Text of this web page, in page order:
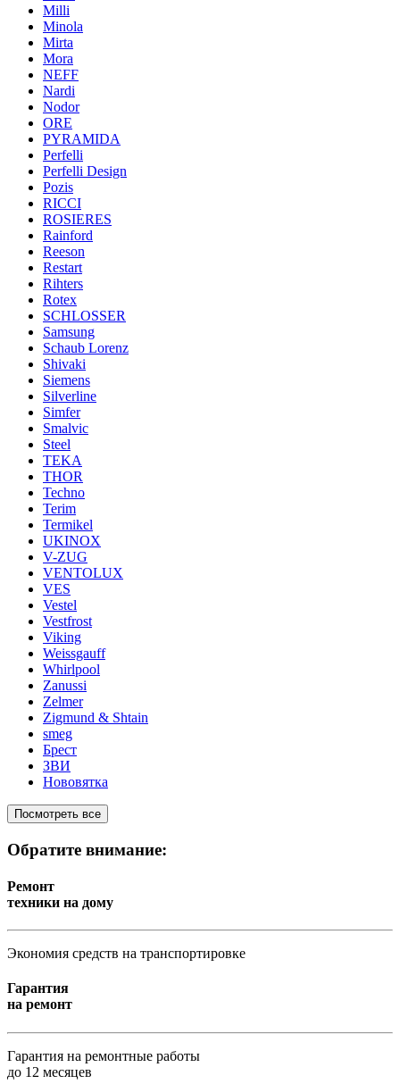
Milli
Minola
Mirta
Mora
NEFF
Nardi
Nodor
ORE
PYRAMIDA
Perfelli
Perfelli Design
Pozis
RICCI
ROSIERES
Rainford
Reeson
Restart
Rihters
Rotex
SCHLOSSER
Samsung
Schaub Lorenz
Shivaki
Siemens
Silverline
Simfer
Smalvic
Steel
TEKA
THOR
Techno
Terim
Termikel
UKINOX
V-ZUG
VENTOLUX
VES
Vestel
Vestfrost
Viking
Weissgauff
Whirlpool
Zanussi
Zelmer
Zigmund & Shtain
smeg
Брест
ЗВИ
Нововятка
Посмотреть все
Обратите внимание:
Ремонт
техники на дому
Экономия средств на транспортировке
Гарантия
на ремонт
Гарантия на ремонтные работы
до 12 месяцев